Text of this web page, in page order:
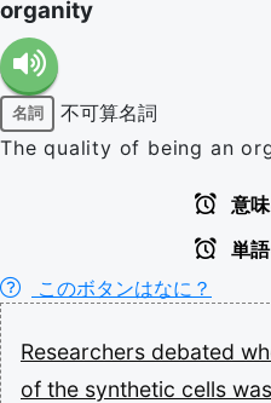
organity
名詞
不可算名詞
The quality of being an
意
単
このボタンはなに？
Researchers debated
of the synthetic cells was